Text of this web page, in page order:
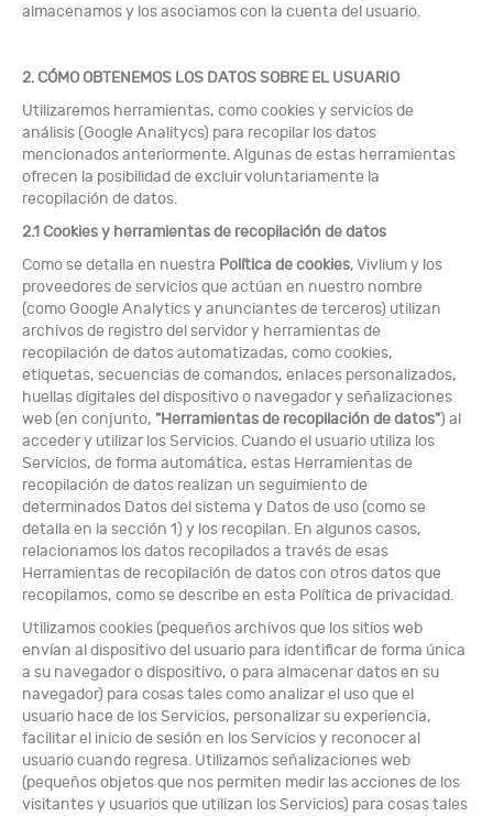
almacenamos y los asociamos con la cuenta del usuario.
2. CÓMO OBTENEMOS LOS DATOS SOBRE EL USUARIO
Utilizaremos herramientas, como cookies y servicios de
análisis (Google Analitycs) para recopilar los datos
mencionados anteriormente. Algunas de estas herramientas
ofrecen la posibilidad de excluir voluntariamente la
recopilación de datos.
2.1 Cookies y herramientas de recopilación de datos
Como se detalla en nuestra Políticade cookies, Vivlium y los
proveedores de servicios que actúan en nuestro nombre
(como Google Analytics y anunciantes de terceros) utilizan
archivos de registro del servidor y herramientas de
recopilación de datos automatizadas, como cookies,
etiquetas, secuencias de comandos, enlaces personalizados,
huellas digitales del dispositivo o navegador y señalizaciones
web (en conjunto, "Herramientas de recopilación de datos") al
acceder y utilizar los Servicios. Cuando el usuario utiliza los
Servicios, de forma automática, estas Herramientas de
recopilación de datos realizan un seguimiento de
determinados Datos del sistema y Datos de uso (como se
detalla en la sección 1) y los recopilan. En algunos casos,
relacionamos los datos recopilados a través de esas
Herramientas de recopilación de datos con otros datos que
recopilamos, como se describe en esta Política de privacidad.
Utilizamos cookies (pequeños archivos que los sitios web
envían al dispositivo del usuario para identificar de forma única
a su navegador o dispositivo, o para almacenar datos en su
navegador) para cosas tales como analizar el uso que el
usuario hace de los Servicios, personalizar su experiencia,
facilitar el inicio de sesión en los Servicios y reconocer al
usuario cuando regresa. Utilizamos señalizaciones web
(pequeños objetos que nos permiten medir las acciones de los
visitantes y usuarios que utilizan los Servicios) para cosas tales